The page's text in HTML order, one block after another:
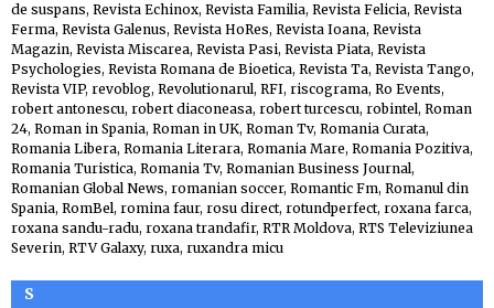
de suspans, Revista Echinox, Revista Familia, Revista Felicia, Revista
Ferma, Revista Galenus, Revista HoRes, Revista Ioana, Revista
Magazin, Revista Miscarea, Revista Pasi, Revista Piata, Revista
Psychologies, Revista Romana de Bioetica, Revista Ta, Revista Tango,
Revista VIP, revoblog, Revolutionarul, RFI, riscograma, Ro Events,
robert antonescu, robert diaconeasa, robert turcescu, robintel, Roman
24, Roman in Spania, Roman in UK, Roman Tv, Romania Curata,
Romania Libera, Romania Literara, Romania Mare, Romania Pozitiva,
Romania Turistica, Romania Tv, Romanian Business Journal,
Romanian Global News, romanian soccer, Romantic Fm, Romanul din
Spania, RomBel, romina faur, rosu direct, rotundperfect, roxana farca,
roxana sandu-radu, roxana trandafir, RTR Moldova, RTS Televiziunea
Severin, RTV Galaxy, ruxa, ruxandra micu
S